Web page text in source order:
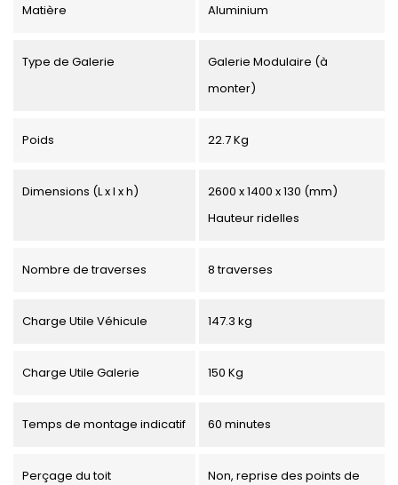
Matière Aluminium
Type de Galerie
Galerie Modulaire (à
monter)
Poids 22.7 Kg
Dimensions (L x l x h)
2600 x 1400 x 130 (mm)
Hauteur ridelles
Nombre de traverses 8 traverses
Charge Utile Véhicule 147.3 kg
Charge Utile Galerie 150 Kg
Temps de montage indicatif 60 minutes
Perçage du toit
Non, reprise des points de